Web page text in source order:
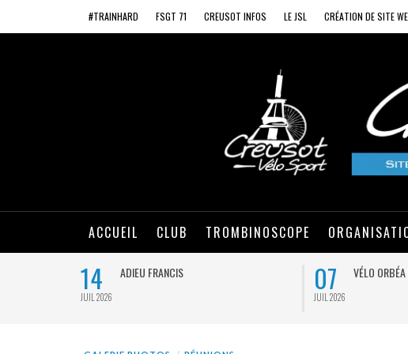
#TRAINHARD FSGT 71 CREUSOT INFOS LE JSL CRÉATION DE SITE
ACCUEIL CLUB TROMBINOSCOPE
14
JUIL 2026
ADIEU FRANCIS 07
JUIL 2026
VÉLO